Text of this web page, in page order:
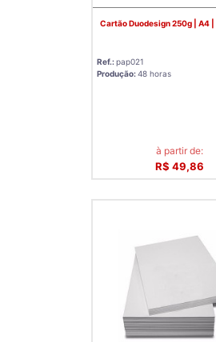
Cartão Duodesign 250g | A4
Ref.:pap021
Produção:48 horas
à partir de:
R$ 49,86